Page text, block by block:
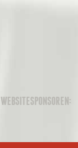
WEBSITESPONSOREN: